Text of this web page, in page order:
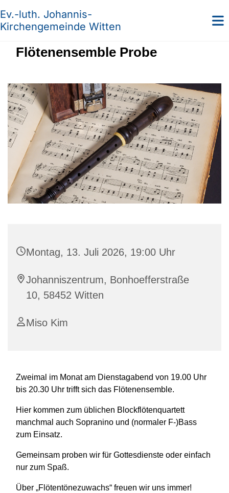
Ev.-luth. Johannis-
Kirchengemeinde Witten
Flötenensemble Probe
Montag, 13. Juli 2026, 19:00 Uhr
Johanniszentrum, Bonhoefferstraße
10, 58452 Witten
Miso Kim
Zweimal im Monat am Dienstagabend von 19.00 Uhr
bis 20.30 Uhr trifft sich das Flötenensemble.
Hier kommen zum üblichen Blockflötenquartett
manchmal auch Sopranino und (normaler F-)Bass
zum Einsatz.
Gemeinsam proben wir für Gottesdienste oder einfach
nur zum Spaß.
Über „Flötentönezuwachs“ freuen wir uns immer!